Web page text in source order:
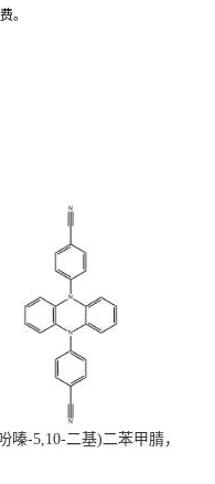
。
嗪-5,10-二基)二苯甲腈，